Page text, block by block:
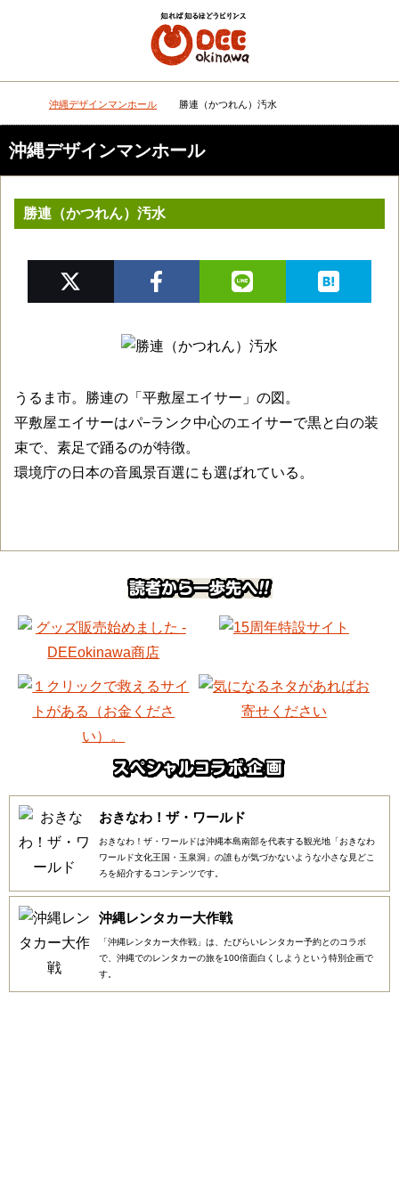
DEEokinawaトップ
沖縄デザインマンホール 勝連（かつれん）汚水
沖縄デザインマンホール
勝連（かつれん）汚水
うるま市。勝連の「平敷屋エイサー」の図。
平敷屋エイサーはパ−ランク中心のエイサーで黒と白の装
束で、素足で踊るのが特徴。
環境庁の日本の音風景百選にも選ばれている。
おきなわ！ザ・ワールド
おきなわ！ザ・ワールドは沖縄本島南部を代表する観光地「おきなわ
ワールド文化王国・玉泉洞」の誰もが気づかないような小さな見どこ
ろを紹介するコンテンツです。
沖縄レンタカー大作戦
「沖縄レンタカー大作戦」は、たびらいレンタカー予約とのコラボ
で、沖縄でのレンタカーの旅を100倍面白くしようという特別企画で
す。